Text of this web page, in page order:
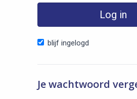
Log in
blijf ingelogd
Je wachtwoord